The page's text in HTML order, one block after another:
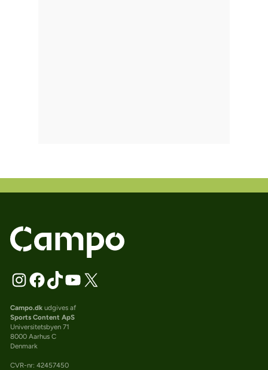
Campo.dkudgives af
Sports Content ApS
Universitetsbyen 71
8000 Aarhus C
Denmark
CVR-nr: 42457450